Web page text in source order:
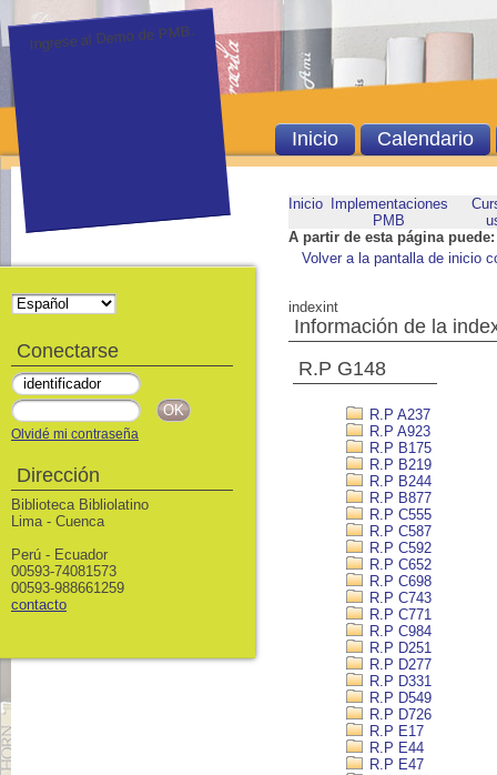
Inicio
Implementaciones
PMB
A partir de esta página puede:
Volver a la pantalla de inicio
indexint
Información de la
R.P G148
R.P A237
R.P A923
R.P B175
R.P B219
R.P B244
R.P B877
R.P C555
R.P C587
R.P C592
R.P C652
R.P C698
R.P C743
R.P C771
R.P C984
R.P D251
R.P D277
R.P D331
R.P D549
R.P D726
R.P E17
R.P E44
R.P E47
Ingrese al Demo de PMB.
Inicio Calendario
Conectarse
Olvidé mi contraseña
Dirección
Biblioteca Bibliolatino
Lima - Cuenca
Perú - Ecuador
00593-74081573
00593-988661259
contacto